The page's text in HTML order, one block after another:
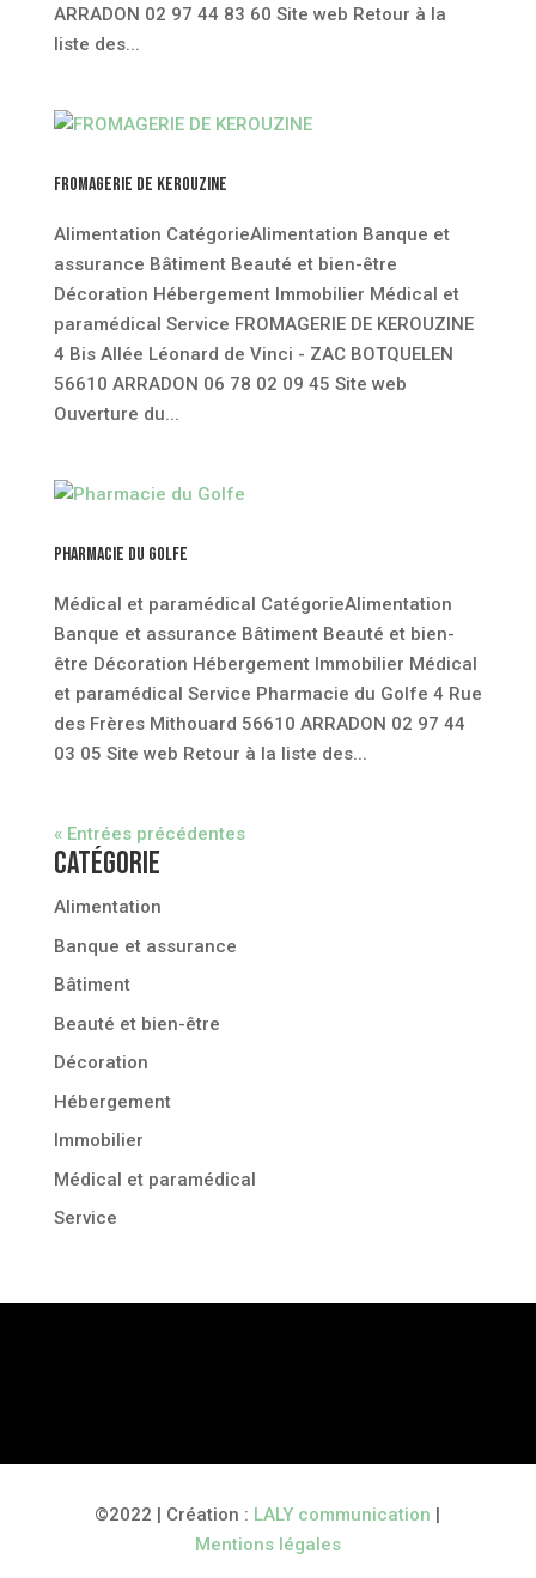
ARRADON 02 97 44 83 60 Site web Retour à la
liste des...
FROMAGERIE DE KEROUZINE
Alimentation CatégorieAlimentation Banque et
assurance Bâtiment Beauté et bien-être
Décoration Hébergement Immobilier Médical et
paramédical Service FROMAGERIE DE KEROUZINE
4 Bis Allée Léonard de Vinci - ZAC BOTQUELEN
56610 ARRADON 06 78 02 09 45 Site web
Ouverture du...
Pharmacie du Golfe
Médical et paramédical CatégorieAlimentation
Banque et assurance Bâtiment Beauté et bien-
être Décoration Hébergement Immobilier Médical
et paramédical Service Pharmacie du Golfe 4 Rue
des Frères Mithouard 56610 ARRADON 02 97 44
03 05 Site web Retour à la liste des...
« Entrées précédentes
Catégorie
Alimentation
Banque et assurance
Bâtiment
Beauté et bien-être
Décoration
Hébergement
Immobilier
Médical et paramédical
Service
©2022 | Création : LALY communication |
Mentions légales